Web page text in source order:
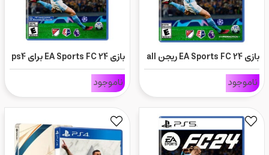
بازی EA Sports FC 24 ریجن all
برای ps5
ناموجود
بازی EA Sports FC 24 برای ps4
ناموجود